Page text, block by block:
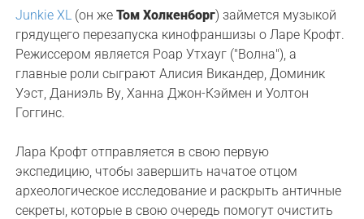
Junkie XL (он жеТом Холкенборг) займется музыкой
грядущего перезапуска кинофраншизы о Ларе Крофт.
Режиссером является Роар Утхауг ("Волна"), а
главные роли сыграют Алисия Викандер, Доминик
Уэст, Даниэль Ву, Ханна Джон-Кэймен и Уолтон
Гоггинс.
Лара Крофт отправляется в свою первую
экспедицию, чтобы завершить начатое отцом
археологическое исследование и раскрыть античные
секреты, которые в свою очередь помогут очистить